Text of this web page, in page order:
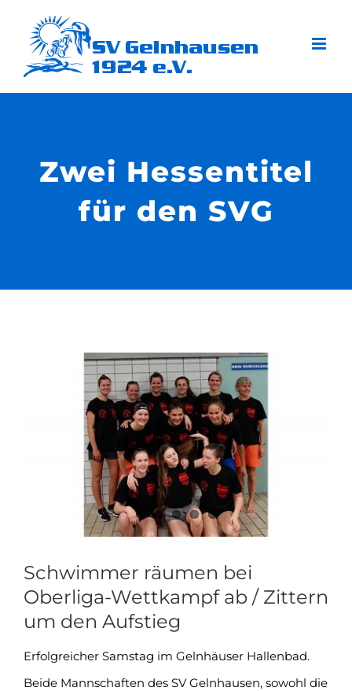
Inhalt
springen
Zwei Hessentitel
für den SVG
Schwimmer räumen bei
Oberliga-Wettkampf ab / Zittern
um den Aufstieg
Erfolgreicher Samstag im Gelnhäuser Hallenbad.
Beide Mannschaften des SV Gelnhausen, sowohl die